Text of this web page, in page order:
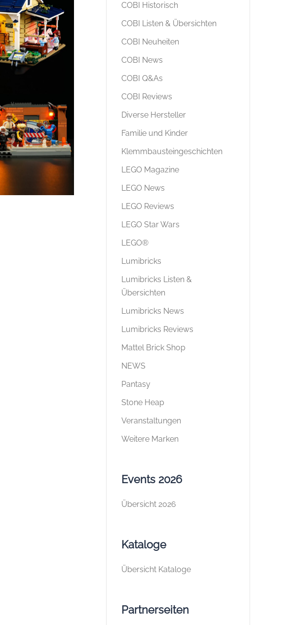
COBI Historisch
COBI Listen & Übersichten
COBI Neuheiten
COBI News
COBI Q&As
COBI Reviews
Diverse Hersteller
Familie und Kinder
Klemmbausteingeschichten
LEGO Magazine
LEGO News
LEGO Reviews
LEGO Star Wars
LEGO®
Lumibricks
Lumibricks Listen &
Übersichten
Lumibricks News
Lumibricks Reviews
Mattel Brick Shop
NEWS
Pantasy
Stone Heap
Veranstaltungen
Weitere Marken
Events 2026
Übersicht 2026
Kataloge
Übersicht Kataloge
Partnerseiten